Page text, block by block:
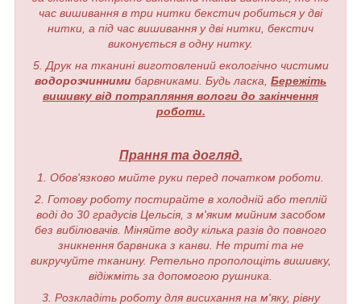
час вишивання в три нитки бекстич робиться у дві
нитки, а під час вишивання у дві нитки, бекстич
виконується в одну нитку.
5. Друк на тканині виготовлений екологічно чистими
водорозчинними барвниками. Будь ласка, Бережіть
вишивку від потрапляння вологи до закінчення
роботи.
Прання та догляд.
1. Обов'язково мийте руки перед початком роботи.
2. Готову роботу постирайте в холодній або теплій
воді до 30 градусів Цельсія, з м'яким мийним засобом
без вибілювачів. Міняйте воду кілька разів до повного
зникнення барвника з канви. Не триті та не
викручуйте тканину. Ретельно прополощіть вишивку,
відіжміть за допомогою рушника.
3. Розкладіть роботу для висихання на м'яку, рівну